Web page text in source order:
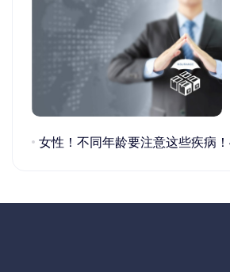
女性！不同年龄要注意这些疾病！40岁的这